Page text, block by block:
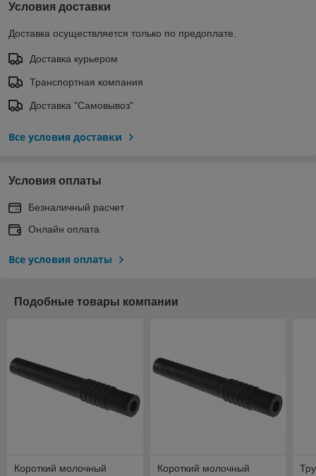
Условия доставки
Доставка осуществляется только по предоплате.
Доставка курьером
Транспортная компания
Доставка "Самовывоз"
Все условия доставки
Условия оплаты
Безналичный расчет
Онлайн оплата
Все условия оплаты
Подобные товары компании
Короткий молочный
Короткий молочный